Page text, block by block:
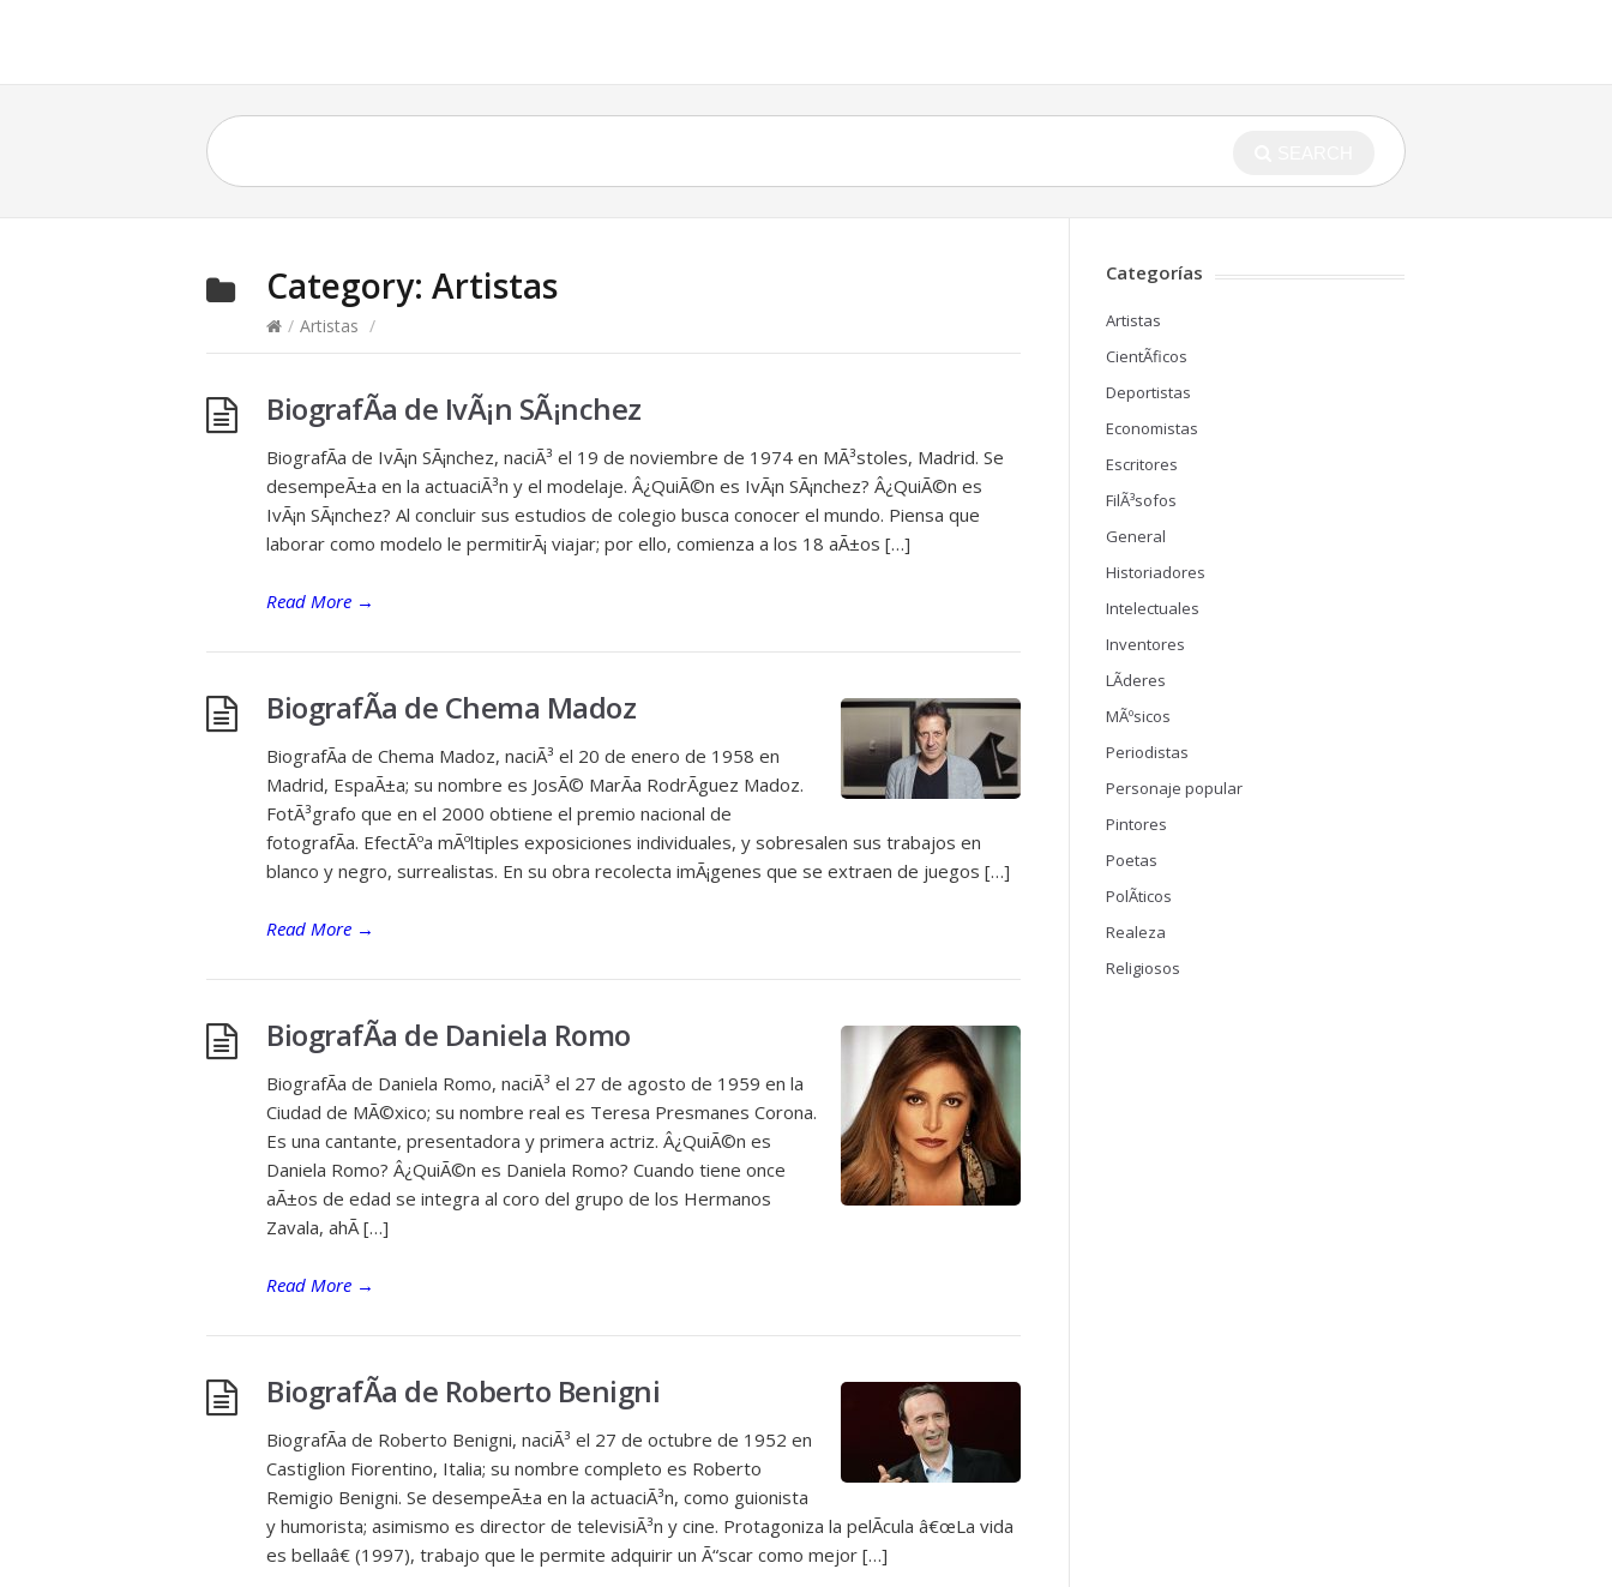
Category: Artistas
/ Artistas /
BiografÃ­a de IvÃ¡n SÃ¡nchez
BiografÃ­a de IvÃ¡n SÃ¡nchez, naciÃ³ el 19 de noviembre de 1974 en MÃ³stoles, Madrid. Se
desempeÃ±a en la actuaciÃ³n y el modelaje. Â¿QuiÃ©n es IvÃ¡n SÃ¡nchez? Â¿QuiÃ©n es
IvÃ¡n SÃ¡nchez? Al concluir sus estudios de colegio busca conocer el mundo. Piensa que
laborar como modelo le permitirÃ¡ viajar; por ello, comienza a los 18 aÃ±os […]
Read More →
BiografÃ­a de Chema Madoz
BiografÃ­a de Chema Madoz, naciÃ³ el 20 de enero de 1958 en
Madrid, EspaÃ±a; su nombre es JosÃ© MarÃ­a RodrÃ­guez Madoz.
FotÃ³grafo que en el 2000 obtiene el premio nacional de
fotografÃ­a. EfectÃºa mÃºltiples exposiciones individuales, y sobresalen sus trabajos en
blanco y negro, surrealistas. En su obra recolecta imÃ¡genes que se extraen de juegos […]
Read More →
BiografÃ­a de Daniela Romo
BiografÃ­a de Daniela Romo, naciÃ³ el 27 de agosto de 1959 en la
Ciudad de MÃ©xico; su nombre real es Teresa Presmanes Corona.
Es una cantante, presentadora y primera actriz. Â¿QuiÃ©n es
Daniela Romo? Â¿QuiÃ©n es Daniela Romo? Cuando tiene once
aÃ±os de edad se integra al coro del grupo de los Hermanos
Zavala, ahÃ­ […]
Read More →
BiografÃ­a de Roberto Benigni
BiografÃ­a de Roberto Benigni, naciÃ³ el 27 de octubre de 1952 en
Castiglion Fiorentino, Italia; su nombre completo es Roberto
Remigio Benigni. Se desempeÃ±a en la actuaciÃ³n, como guionista
y humorista; asimismo es director de televisiÃ³n y cine. Protagoniza la pelÃ­cula â€œLa vida
es bellaâ€ (1997), trabajo que le permite adquirir un Ã“scar como mejor […]
Categorías
Artistas
CientÃ­ficos
Deportistas
Economistas
Escritores
FilÃ³sofos
General
Historiadores
Intelectuales
Inventores
LÃ­deres
MÃºsicos
Periodistas
Personaje popular
Pintores
Poetas
PolÃ­ticos
Realeza
Religiosos